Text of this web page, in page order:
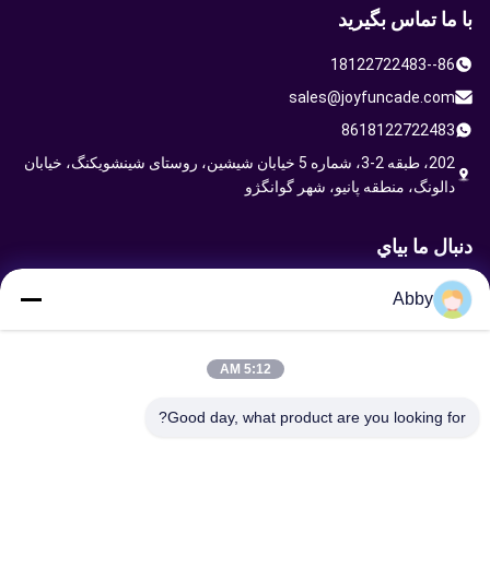
با ما تماس بگیرید
86--18122722483
sales@joyfuncade.com
8618122722483
202، طبقه 2-3، شماره 5 خیابان شیشین، روستای شینشویکنگ، خیابان
دالونگ، منطقه پانیو، شهر گوانگژو
دنبال ما بياي
Abby
5:12 AM
Good day, what product are you looking for?